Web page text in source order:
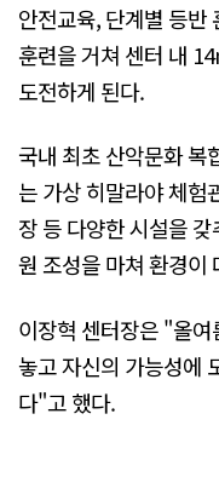
안전교육, 단계별 등반
훈련을 거쳐 센터 내
도전하게 된다.
국내 최초 산악문화 복
는 가상 히말라야 체험
장 등 다양한 시설을
원 조성을 마쳐 환경이
이장혁 센터장은 "올
놓고 자신의 가능성에
다"고 했다.